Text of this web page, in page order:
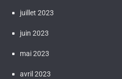
juillet 2023
juin 2023
mai 2023
avril 2023